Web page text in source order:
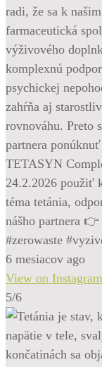
radi, že sa k
farmaceutická
výživového
komplexnú
psychickej
zahŕňa aj
rovnováhu. Preto
partnera
TETASYN
24.2.2026 použiť
téma tetánia,
nášho partnera
#zerowaste
6 mesiacov ago
View on Instagram
5/6